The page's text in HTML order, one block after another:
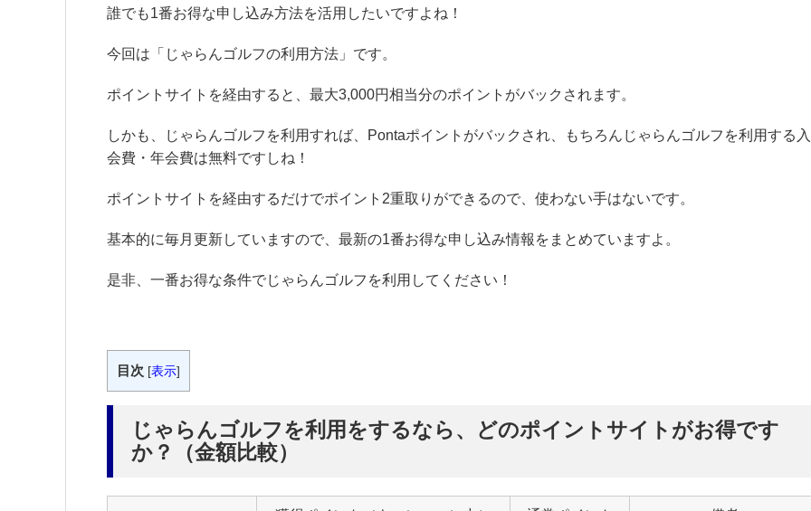
誰でも1番お得な申し込み方法を活用したいですよね！
今回は「じゃらんゴルフの利用方法」です。
ポイントサイトを経由すると、最大3,000円相当分のポイントがバックされます。
しかも、じゃらんゴルフを利用すれば、Pontaポイントがバックされ、もちろんじゃらんゴルフを利用する入
会費・年会費は無料ですしね！
ポイントサイトを経由するだけでポイント2重取りができるので、使わない手はないです。
基本的に毎月更新していますので、最新の1番お得な申し込み情報をまとめていますよ。
是非、一番お得な条件でじゃらんゴルフを利用してください！
目次 [表示]
じゃらんゴルフを利用をするなら、どのポイントサイトがお得です
か？（金額比較）